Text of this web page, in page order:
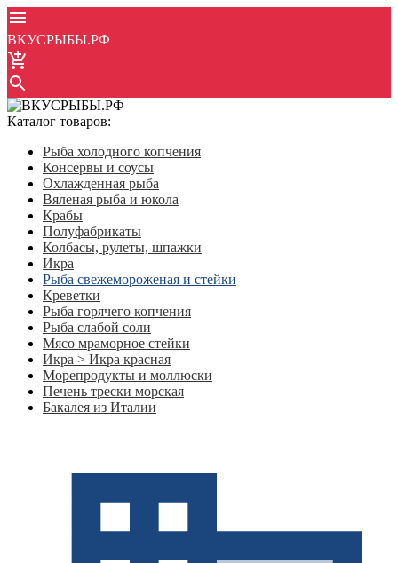
ВКУСРЫБЫ.РФ
Каталог товаров:
Рыба холодного копчения
Консервы и соусы
Охлажденная рыба
Вяленая рыба и юкола
Крабы
Полуфабрикаты
Колбасы, рулеты, шпажки
Икра
Рыба свежемороженая и стейки
Креветки
Рыба горячего копчения
Рыба слабой соли
Мясо мраморное стейки
Икра > Икра красная
Морепродукты и моллюски
Печень трески морская
Бакалея из Италии